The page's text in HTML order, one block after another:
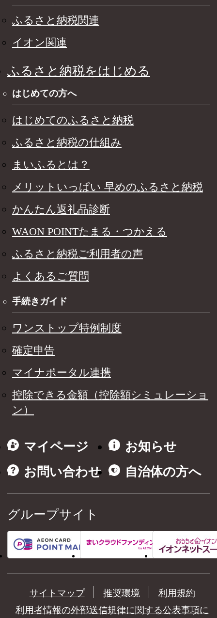
ふるさと納税関連
イオン関連
ふるさと納税をはじめる
はじめての方へ
はじめてのふるさと納税
ふるさと納税の仕組み
まいふるとは？
メリットいっぱい 早めのふるさと納税
かんたん返礼品診断
WAON POINTたまる・つかえる
ふるさと納税ご利用者の声
よくあるご質問
手続きガイド
ワンストップ特例制度
確定申告
マイナポータル連携
控除できる金額（控除額シミュレーショ
ン）
マイページ
お知らせ
お問い合わせ
自治体の方へ
グループサイト
サイトマップ 推奨環境
利用規約
利用者情報の外部送信規律に関する公表事項に